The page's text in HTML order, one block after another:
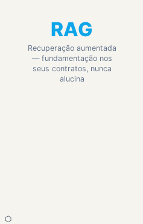
RAG
Recuperação aumentada
— fundamentação nos
seus contratos, nunca
alucina
⬡